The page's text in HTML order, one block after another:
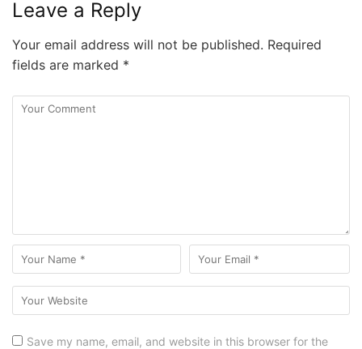
Leave a Reply
Your email address will not be published. Required
fields are marked *
Save my name, email, and website in this browser for the